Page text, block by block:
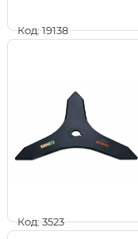
Код: 19138
Код: 3523